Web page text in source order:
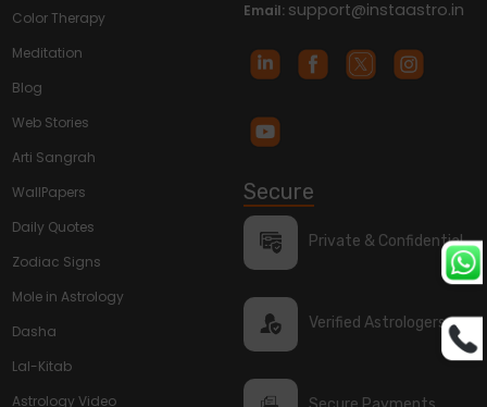
Color Therapy
Meditation
Blog
Web Stories
Arti Sangrah
WallPapers
Daily Quotes
Zodiac Signs
Mole in Astrology
Dasha
Lal-Kitab
Astrology Video
Email: support@instaastro.in
Secure
Private & Confidential
Verified Astrologers